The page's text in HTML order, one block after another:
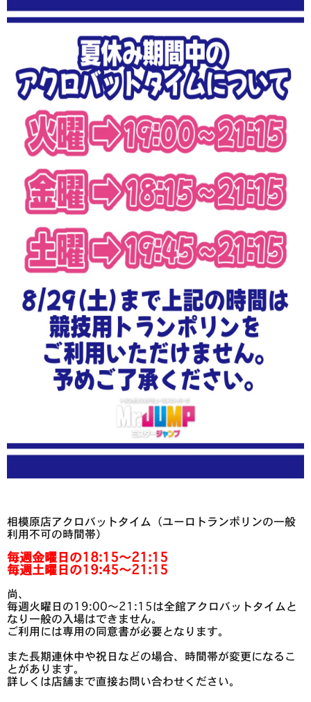
相模原店アクロバットタイム（ユーロトランポリンの一般
利用不可の時間帯）
毎週金曜日の18:15～21:15
毎週土曜日の19:45～21:15
尚、
毎週火曜日の19:00～21:15は全館アクロバットタイムと
なり一般の入場はできません。
ご利用には専用の同意書が必要となります。
また長期連休中や祝日などの場合、時間帯が変更になるこ
とがあります。
詳しくは店舗まで直接お問い合わせください。